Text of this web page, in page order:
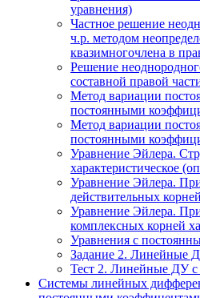
уравнения)
Частное решение
ч.р. методом
квазимногочлена в
Решение
составной правой
Метод вариации
постоянными
Метод вариации
постоянными
Уравнение Эйлера.
характеристическое
Уравнение Эйлера.
действительных
Уравнение Эйлера.
комплексных корней
Уравнения с
Задание 2. Линейные
Тест 2. Линейные ДУ
Системы линейных